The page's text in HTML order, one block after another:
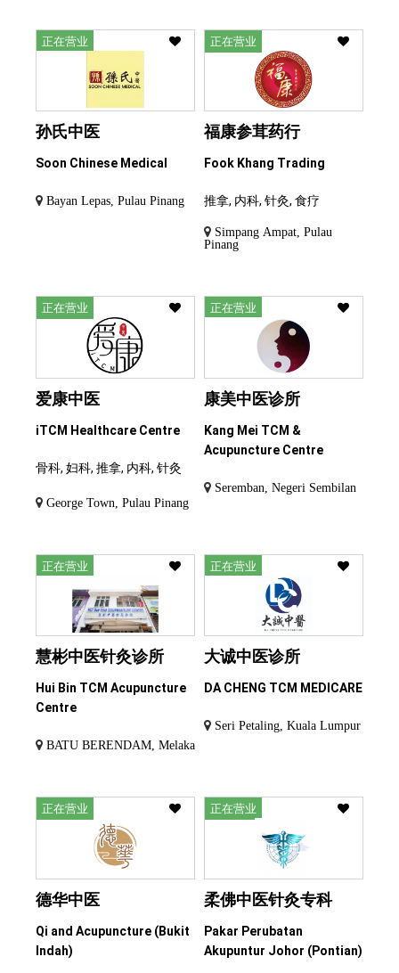
正在营业
孙氏中医
Soon Chinese Medical
Bayan Lepas, Pulau Pinang
正在营业
福康参茸药行
Fook Khang Trading
推拿, 内科, 针灸, 食疗
Simpang Ampat, Pulau
Pinang
正在营业
爱康中医
iTCM Healthcare Centre
骨科, 妇科, 推拿, 内科, 针灸
George Town, Pulau Pinang
正在营业
康美中医诊所
Kang Mei TCM &
Acupuncture Centre
Seremban, Negeri Sembilan
正在营业
慧彬中医针灸诊所
Hui Bin TCM Acupuncture
Centre
BATU BERENDAM, Melaka
正在营业
大诚中医诊所
DA CHENG TCM MEDICARE
Seri Petaling, Kuala Lumpur
正在营业
德华中医
Qi and Acupuncture (Bukit
Indah)
正在营业
柔佛中医针灸专科
Pakar Perubatan
Akupuntur Johor (Pontian)